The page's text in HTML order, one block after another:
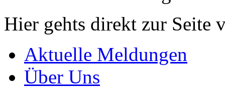
Hier gehts direkt zur Seite
Aktuelle Meldungen
Über Uns